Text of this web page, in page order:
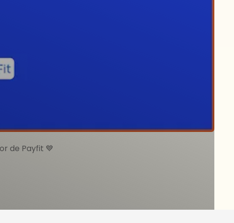
unique
son organisation à la complexité
a permis l'émergence du poste de
du Développement.
de Payfit 💙